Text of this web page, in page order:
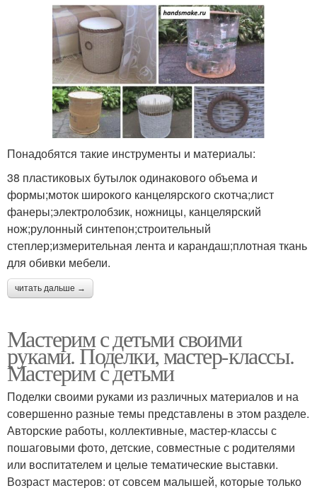
Понадобятся такие инструменты и материалы:
38 пластиковых бутылок одинакового объема и
формы;моток широкого канцелярского скотча;лист
фанеры;электролобзик, ножницы, канцелярский
нож;рулонный синтепон;строительный
степлер;измерительная лента и карандаш;плотная ткань
для обивки мебели.
читать дальше →
Мастерим с детьми своими
руками. Поделки, мастер-классы.
Мастерим с детьми
Поделки своими руками из различных материалов и на
совершенно разные темы представлены в этом разделе.
Авторские работы, коллективные, мастер-классы с
пошаговыми фото, детские, совместные с родителями
или воспитателем и целые тематические выставки.
Возраст мастеров: от совсем малышей, которые только